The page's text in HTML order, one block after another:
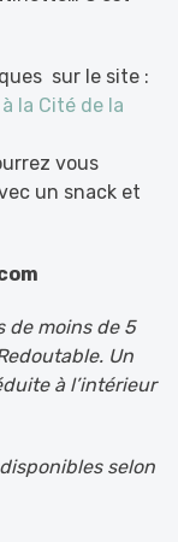
sur le site :
la Cité de la
vous
un snack et
de moins de 5
Un
à l’intérieur
selon